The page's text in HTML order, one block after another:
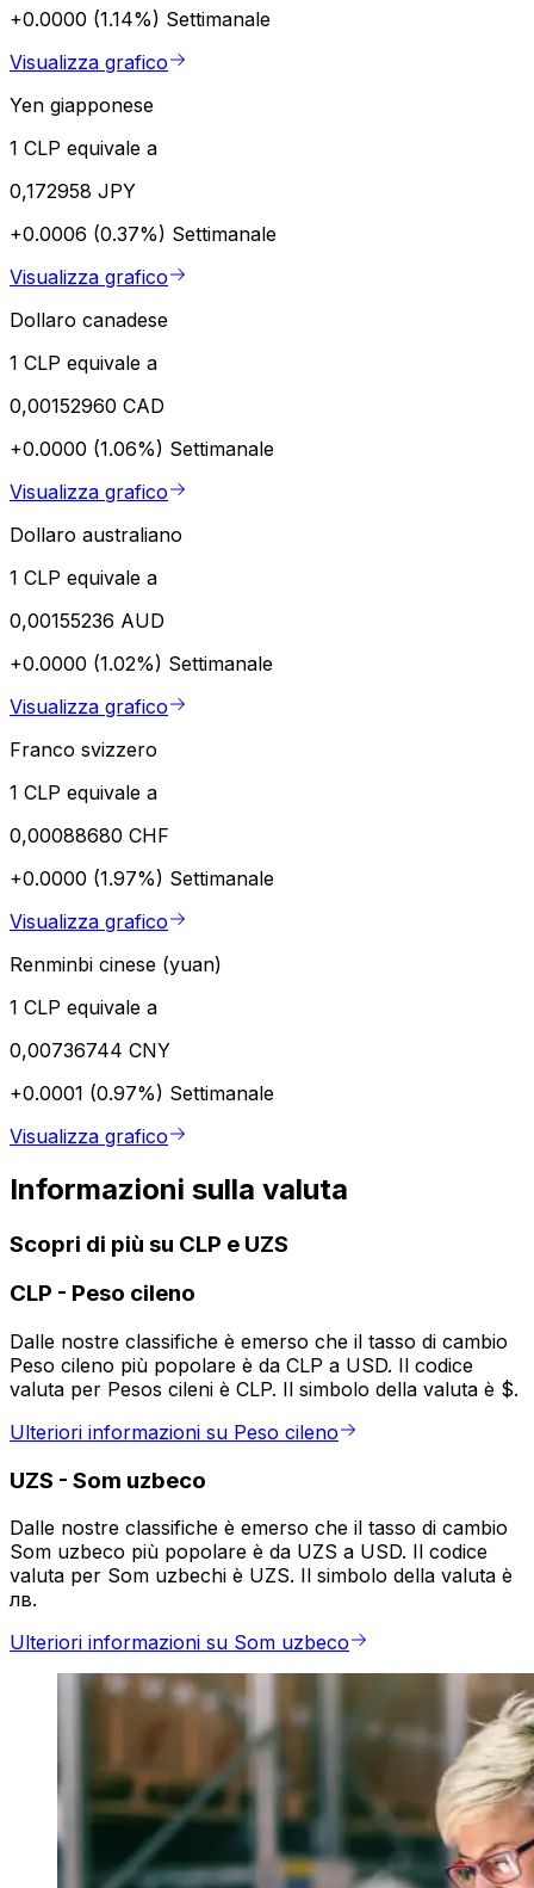
+0.0000 (1.14%) Settimanale
Visualizza grafico
Yen giapponese
1 CLP equivale a
0,172958 JPY
+0.0006 (0.37%) Settimanale
Visualizza grafico
Dollaro canadese
1 CLP equivale a
0,00152960 CAD
+0.0000 (1.06%) Settimanale
Visualizza grafico
Dollaro australiano
1 CLP equivale a
0,00155236 AUD
+0.0000 (1.02%) Settimanale
Visualizza grafico
Franco svizzero
1 CLP equivale a
0,00088680 CHF
+0.0000 (1.97%) Settimanale
Visualizza grafico
Renminbi cinese (yuan)
1 CLP equivale a
0,00736744 CNY
+0.0001 (0.97%) Settimanale
Visualizza grafico
Informazioni sulla valuta
Scopri di più su CLP e UZS
CLP - Peso cileno
Dalle nostre classifiche è emerso che il tasso di cambio
Peso cileno più popolare è da CLP a USD. Il codice
valuta per Pesos cileni è CLP. Il simbolo della valuta è $.
Ulteriori informazioni su Peso cileno
UZS - Som uzbeco
Dalle nostre classifiche è emerso che il tasso di cambio
Som uzbeco più popolare è da UZS a USD. Il codice
valuta per Som uzbechi è UZS. Il simbolo della valuta è
лв.
Ulteriori informazioni su Som uzbeco